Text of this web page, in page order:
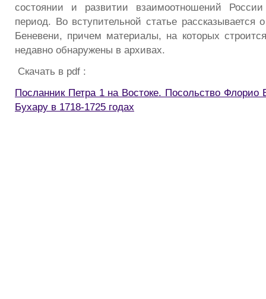
состоянии и развитии взаимоотношений
период. Во вступительной статье рассказывается
Беневени, причем материалы, на которых
недавно обнаружены в архивах.
Скачать в pdf :
Посланник Петра 1 на Востоке. Посольство
Бухару в 1718-1725 годах